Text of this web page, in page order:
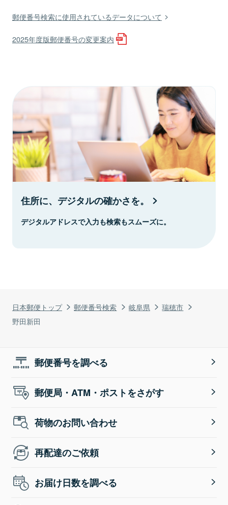
日本郵便トップ 郵便番号検索 岐阜県
瑞穂市
野田新田
郵便番号検索に使用されているデータについて
2025年度版郵便番号の変更案内
住所に、デジタルの確かさを。
デジタルアドレスで入力も検索もスムーズに。
郵便番号を調べる
郵便局・ATM・ポストをさがす
荷物のお問い合わせ
再配達のご依頼
お届け日数を調べる